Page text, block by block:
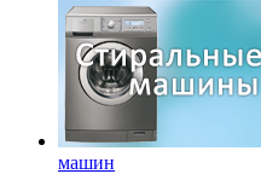
машин